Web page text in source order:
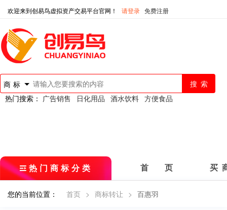
欢迎来到创易鸟虚拟资产交易平台官网！ 请登录 免费注册
商标
热门搜索： 广告销售 日化用品 酒水饮料 方便食品
热门商标分类 首 页 买
您的当前位置： 首页 > 商标转让 > 百惠羽